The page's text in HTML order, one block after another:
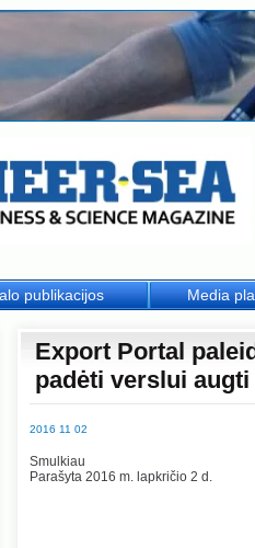
Export Portal
padėti verslui
2016 11 02
Smulkiau
Parašyta 2016 m. lapkričio 2 d.
publikacijos Media